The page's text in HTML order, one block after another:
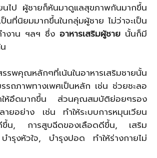
นไป ผู้ชายก็หันมาดูแลสุขภาพกันมากขึ้น
นที่นิยมมากขึ้นในกลุ่มผู้ชาย ไม่ว่าจะเป็น
งาน ฯลฯ ซึ่ง อาหารเสริมผู้ชาย นั้นก็มี
รพคุณหลักๆที่เน้นในอาหารเสริมชายนั้น
รถภาพทางเพศเป็นหลัก เช่น ช่วยชะลอ
ให้อึดมากขึ้น ส่วนคุณสมบัติย่อยๆรอง
ายอย่าง เช่น ทำให้ระบบการหมุนเวียน
ดีขึ้น, การสูบฉีดของเลือดดีขึ้น, เสริม
ำรุงหัวใจ, บำรุงปอด ทำให้ร่างกายไม่